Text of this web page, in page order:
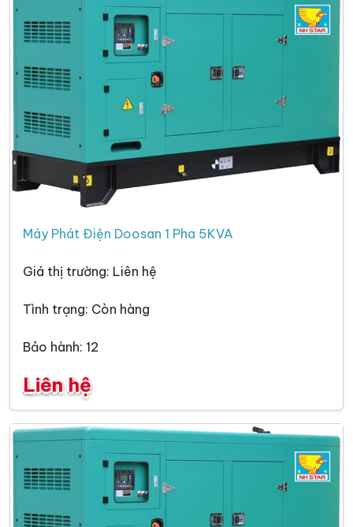
Máy Phát Điện Doosan 1 Pha 5KVA
Giá thị trường: Liên hệ
Tình trạng: Còn hàng
Bảo hành: 12
Liên hệ